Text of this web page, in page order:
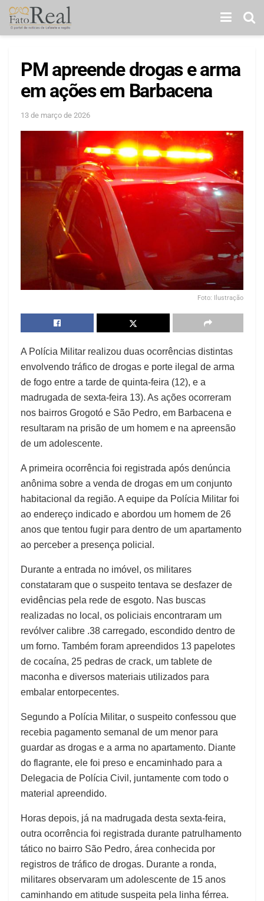
PM apreende drogas e arma
em ações em Barbacena
13 de março de 2026
Foto: Ilustração
A Polícia Militar realizou duas ocorrências distintas
envolvendo tráfico de drogas e porte ilegal de arma
de fogo entre a tarde de quinta-feira (12), e a
madrugada de sexta-feira 13). As ações ocorreram
nos bairros Grogotó e São Pedro, em Barbacena e
resultaram na prisão de um homem e na apreensão
de um adolescente.
A primeira ocorrência foi registrada após denúncia
anônima sobre a venda de drogas em um conjunto
habitacional da região. A equipe da Polícia Militar foi
ao endereço indicado e abordou um homem de 26
anos que tentou fugir para dentro de um apartamento
ao perceber a presença policial.
Durante a entrada no imóvel, os militares
constataram que o suspeito tentava se desfazer de
evidências pela rede de esgoto. Nas buscas
realizadas no local, os policiais encontraram um
revólver calibre .38 carregado, escondido dentro de
um forno. Também foram apreendidos 13 papelotes
de cocaína, 25 pedras de crack, um tablete de
maconha e diversos materiais utilizados para
embalar entorpecentes.
Segundo a Polícia Militar, o suspeito confessou que
recebia pagamento semanal de um menor para
guardar as drogas e a arma no apartamento. Diante
do flagrante, ele foi preso e encaminhado para a
Delegacia de Polícia Civil, juntamente com todo o
material apreendido.
Horas depois, já na madrugada desta sexta-feira,
outra ocorrência foi registrada durante patrulhamento
tático no bairro São Pedro, área conhecida por
registros de tráfico de drogas. Durante a ronda,
militares observaram um adolescente de 15 anos
caminhando em atitude suspeita pela linha férrea.